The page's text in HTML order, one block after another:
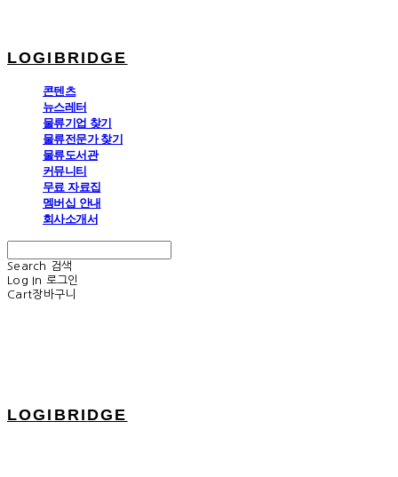
LOGIBRIDGE
콘텐츠
뉴스레터
물류기업 찾기
물류전문가 찾기
물류도서관
커뮤니티
무료 자료집
멤버십 안내
회사소개서
Search
검색
Log In 로그인
Cart장바구니
LOGIBRIDGE